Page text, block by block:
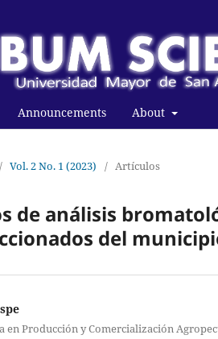
Announcements About
/ Vol. 2 No. 1 (2023) / Artículos
de análisis
del
en Producción y Comercialización